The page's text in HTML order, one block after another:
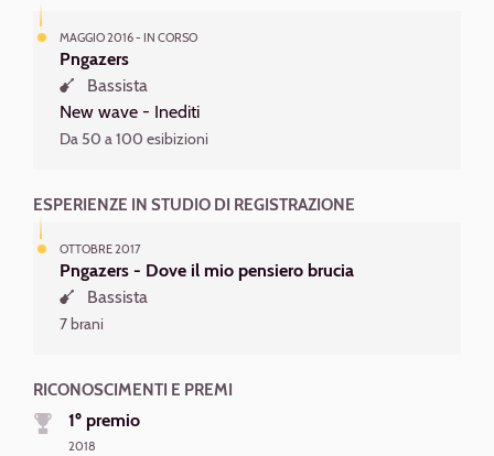
MAGGIO 2016 - IN CORSO
Pngazers
Bassista
New wave - Inediti
Da 50 a 100 esibizioni
ESPERIENZE IN STUDIO DI REGISTRAZIONE
OTTOBRE 2017
Pngazers - Dove il mio pensiero brucia
Bassista
7 brani
RICONOSCIMENTI E PREMI
1º premio
2018